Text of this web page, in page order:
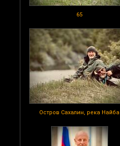
65
Остров Сахалин, река Найба